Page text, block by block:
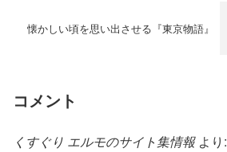
懐かしい頃を思い出させる『東京物語』
コメント
くすぐり エルモのサイト集情報 より: